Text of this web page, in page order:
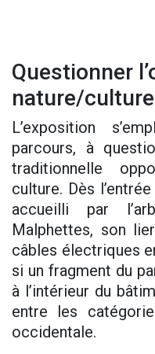
Questionner
nature/culture
L’exposition
parcours, à
traditionnelle
culture. Dès
accueilli par
Malphettes, son
câbles électriques
si un fragment du
à l’intérieur du
entre les
occidentale.